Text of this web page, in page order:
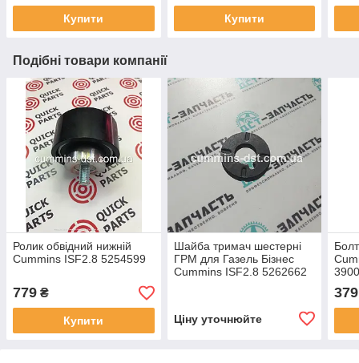
Купити Купити
Подібні товари компанії
Ролик обвідний нижній
Cummins ISF2.8 5254599
779 ₴
Купити
Шайба тримач шестерні
ГРМ для Газель Бізнес
Cummins ISF2.8 5262662
Ціну уточнюйте
379